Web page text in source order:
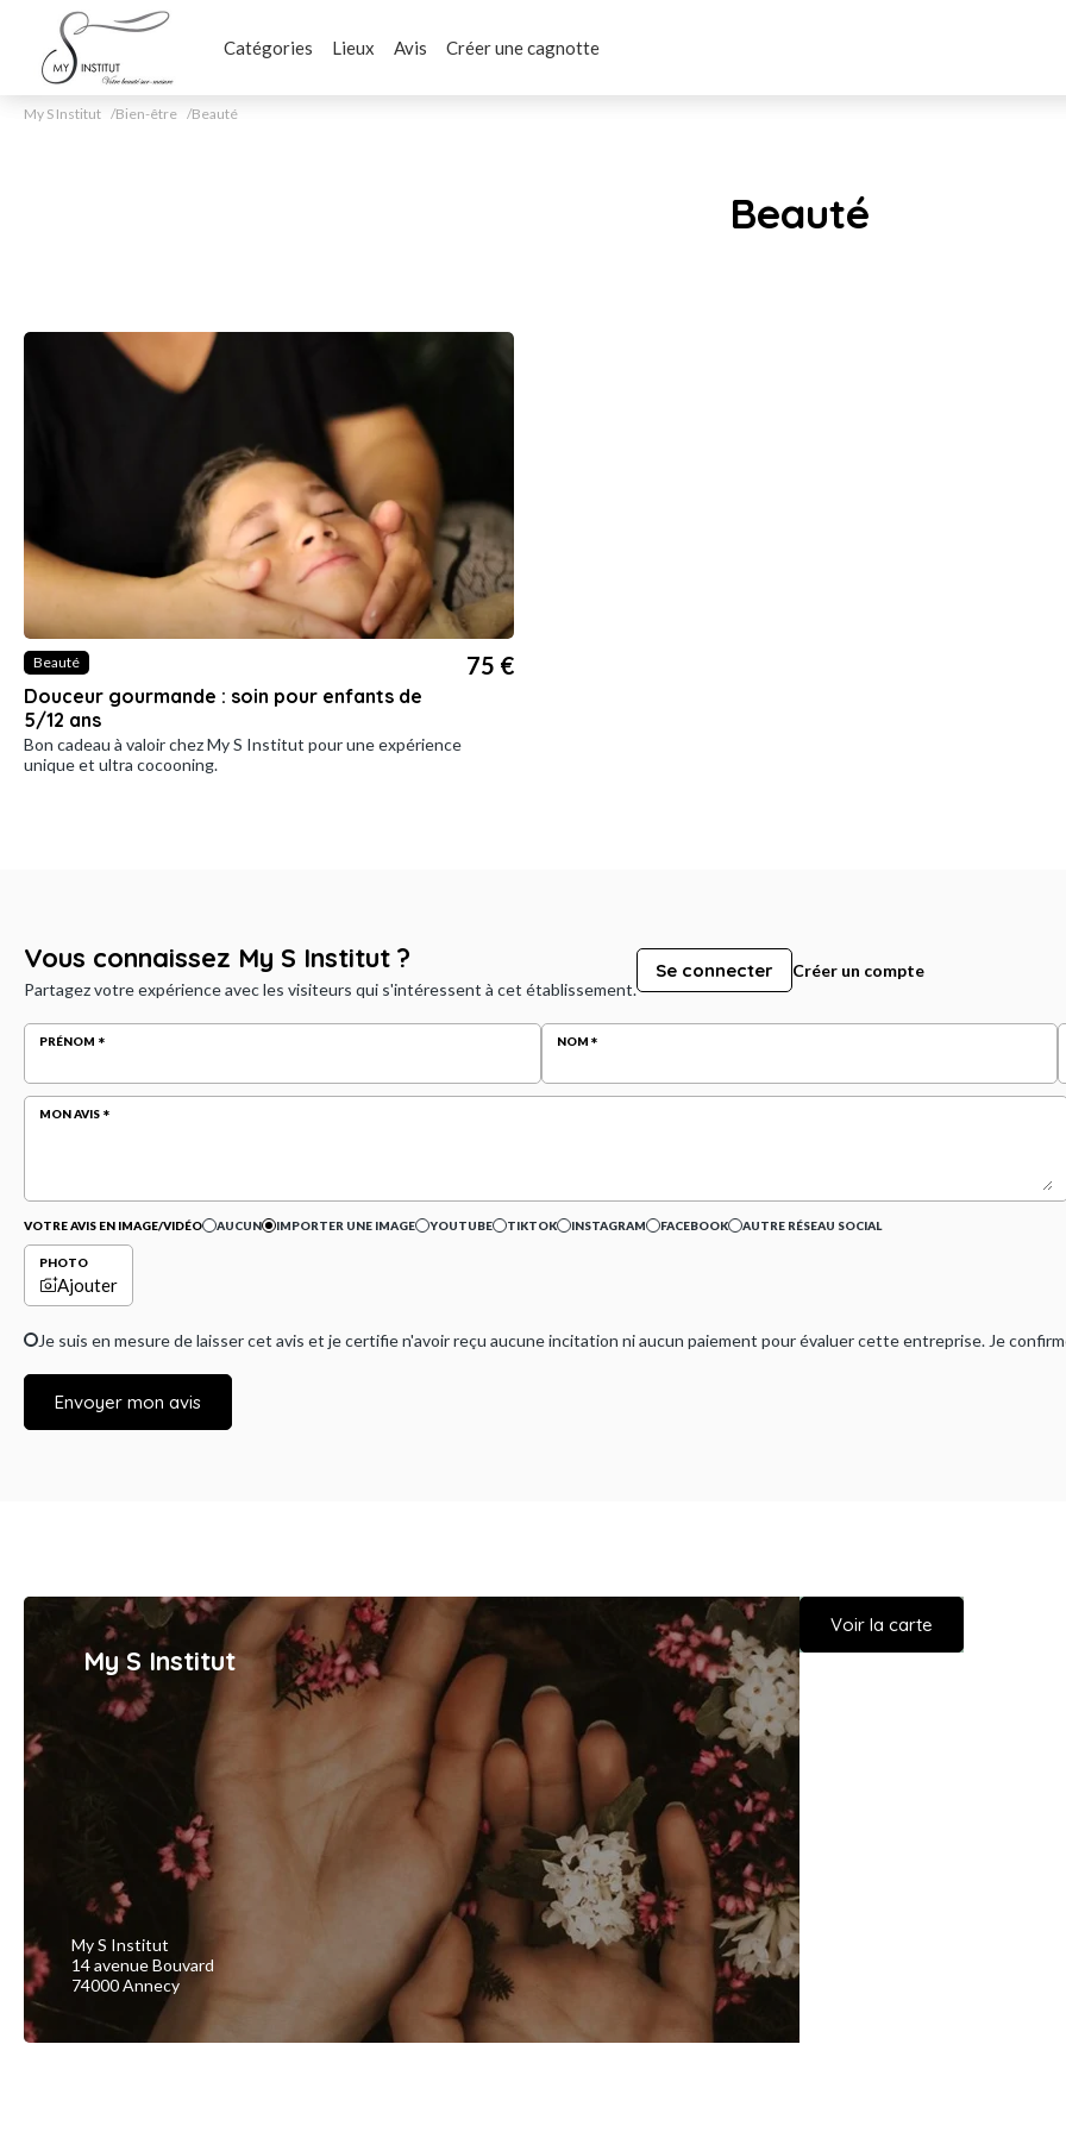
Catégories Lieux Avis Créer une cagnotte
My S Institut Bien-être Beauté
Beauté
Beauté
Douceur gourmande : soin pour enfants de
5/12 ans
75 €
Bon cadeau à valoir chez My S Institut pour une expérience
unique et ultra cocooning.
Vous connaissez My S Institut ?
Partagez votre expérience avec les visiteurs qui s'intéressent à cet établissement.
Se connecter Créer un compte
PRÉNOM NOM
MON AVIS
VOTRE AVIS EN IMAGE/VIDÉO AUCUN IMPORTER UNE IMAGE YOUTUBE TIKTOK INSTAGRAM FACEBOOK AUTRE RÉSEAU SOCIAL
PHOTO
Ajouter
Je suis en mesure de laisser cet avis et je certifie n'avoir reçu aucune incitation ni aucun paiement pour évaluer cette entreprise. Je
Envoyer mon avis
My S Institut
My S Institut
14 avenue Bouvard
74000 Annecy
Voir la carte